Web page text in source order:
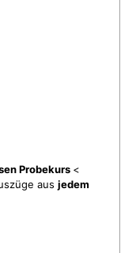
Probekurs <
aus jedem